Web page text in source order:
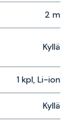
2 m
Kyllä
1 kpl, Li-ion
Kyllä